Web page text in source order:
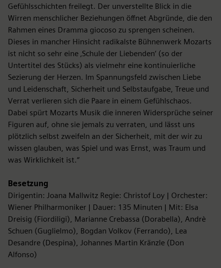
Gefühlsschichten freilegt. Der unverstellte Blick in die
Wirren menschlicher Beziehungen öffnet Abgründe, die den
Rahmen eines Dramma giocoso zu sprengen scheinen.
Dieses in mancher Hinsicht radikalste Bühnenwerk Mozarts
ist nicht so sehr eine ‚Schule der Liebenden‘ (so der
Untertitel des Stücks) als vielmehr eine kontinuierliche
Sezierung der Herzen. Im Spannungsfeld zwischen Liebe
und Leidenschaft, Sicherheit und Selbstaufgabe, Treue und
Verrat verlieren sich die Paare in einem Gefühlschaos.
Dabei spürt Mozarts Musik die inneren Widersprüche seiner
Figuren auf, ohne sie jemals zu verraten, und lässt uns
plötzlich selbst zweifeln an der Sicherheit, mit der wir zu
wissen glauben, was Spiel und was Ernst, was Traum und
was Wirklichkeit ist.“
Besetzung
Dirigentin: Joana Mallwitz Regie: Christof Loy | Orchester:
Wiener Philharmoniker | Dauer: 135 Minuten | Mit: Elsa
Dreisig (Fiordiligi), Marianne Crebassa (Dorabella), Andrè
Schuen (Guglielmo), Bogdan Volkov (Ferrando), Lea
Desandre (Despina), Johannes Martin Kränzle (Don
Alfonso)